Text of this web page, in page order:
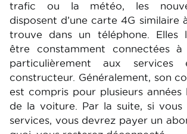
trafic ou la météo, les
disposent d’une carte 4G similaire
trouve dans un téléphone. Elles
être constamment connectées
particulièrement aux
constructeur. Généralement, son
est compris pour plusieurs années
de la voiture. Par la suite, si vous
services, vous devrez payer un